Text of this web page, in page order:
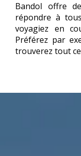
Bandol offre
répondre à
voyagiez en
Préférez par
trouverez tout